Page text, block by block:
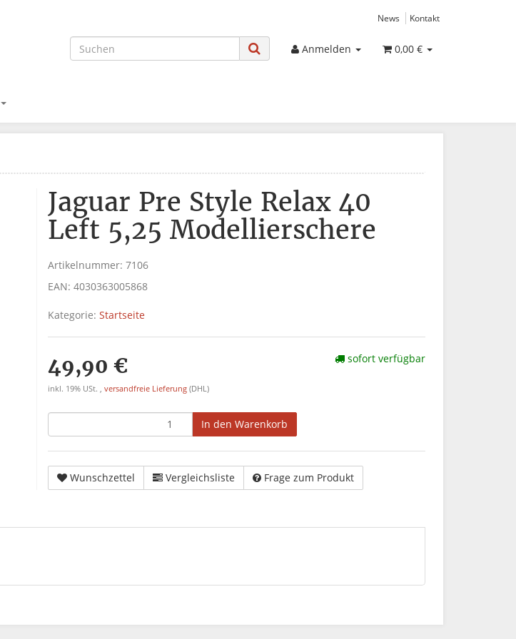
News Kontakt
Anmelden 0,00 €
Jaguar Pre Style Relax 40
Left 5,25 Modellierschere
Artikelnummer: 7106
EAN: 4030363005868
Kategorie: Startseite
49,90 €
inkl. 19% USt. , versandfreie Lieferung (DHL)
sofort verfügbar
In den Warenkorb
Wunschzettel Vergleichsliste Frage zum Produkt